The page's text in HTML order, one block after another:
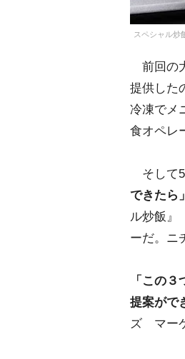
スペシャル炒
前回の
提供した
冷凍でメ
食オペレ
そして
できたら」
ル炒飯』
ーだ。ニ
「この
提案がで
ズ マー